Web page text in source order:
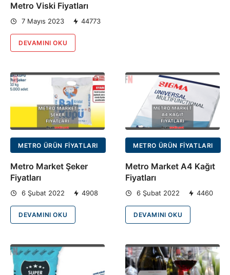
Metro Viski Fiyatları
7 Mayıs 2023 44773
DEVAMINI OKU
METRO ÜRÜN FIYATLARI
Metro Market Şeker
Fiyatları
6 Şubat 2022 4908
DEVAMINI OKU
METRO ÜRÜN FIYATLARI
Metro Market A4 Kağıt
Fiyatları
6 Şubat 2022 4460
DEVAMINI OKU